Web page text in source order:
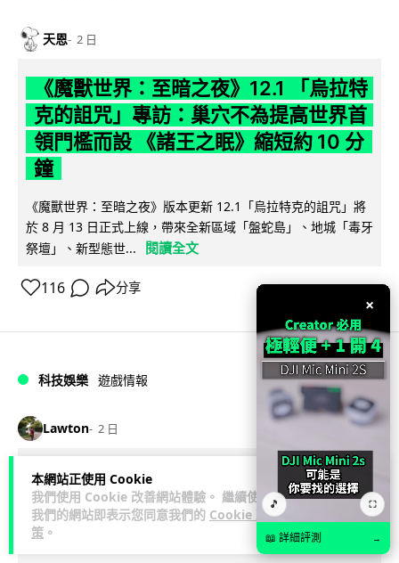
本網站正使用 Cookie
我們使用 Cookie 改善網站體驗。 繼續使用
我們的網站即表示您同意我們的 Cookie 政
策 。
天恩 2 日
《魔獸世界：至暗之夜》12.1 「烏拉特
克的詛咒」專訪：巢穴不為提高世界首
領門檻而設 《諸王之眠》縮短約 10 分
鐘
《魔獸世界：至暗之夜》版本更新 12.1「烏拉特克的詛咒」將
於 8 月 13 日正式上線，帶來全新區域「盤蛇島」、地城「毒牙
祭壇」、新型態世...
閱讀全文
116 分享
科技娛樂 遊戲情報
Lawton 2 日
日本二手遊戲店減 90% 門市 業績反增
四成 "懷舊"在 Z 世代變成最潮「新鮮
感」
×
🎵 ⛶
📖 詳細評測 →